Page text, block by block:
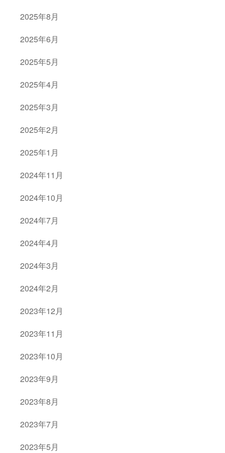
2025年8月
2025年6月
2025年5月
2025年4月
2025年3月
2025年2月
2025年1月
2024年11月
2024年10月
2024年7月
2024年4月
2024年3月
2024年2月
2023年12月
2023年11月
2023年10月
2023年9月
2023年8月
2023年7月
2023年5月